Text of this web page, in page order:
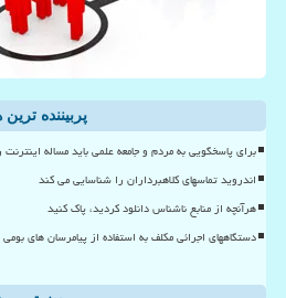
پربیننده ترین
برای پاسخگویی به مردم و جامعه علمی باید مساله اینترنت
اندروید تماسهای کلاهبرداران را شناسایی می کند
هرآنچه از منابع ناشناس دانلود کردید، پاک کنید
دستگاههای اجرائی مکلف به استفاده از پیامرسان های